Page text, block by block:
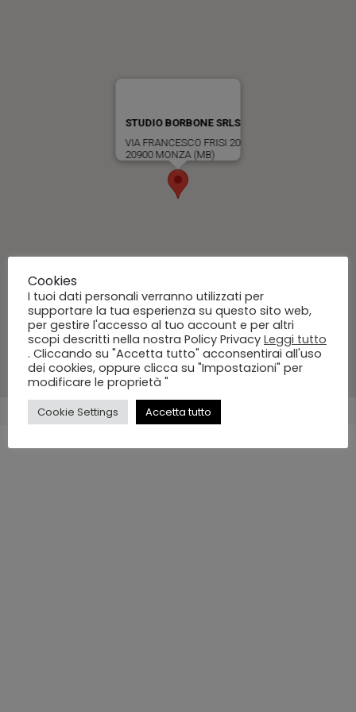
STUDIO BORBONE SRLS
VIA FRANCESCO FRISI 20
20900 MONZA (MB)
Cookies
I tuoi dati personali verranno utilizzati per
supportare la tua esperienza su questo sito web,
per gestire l'accesso al tuo account e per altri
scopi descritti nella nostra Policy Privacy Leggi tutto
. Cliccando su "Accetta tutto" acconsentirai all'uso
dei cookies, oppure clicca su "Impostazioni" per
modificare le proprietà "
Cookie Settings Accetta tutto